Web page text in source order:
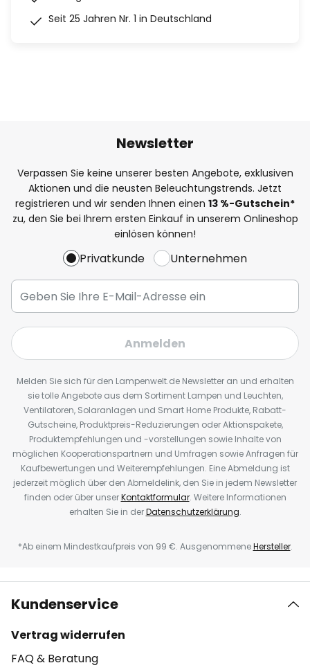
Seit 25 Jahren Nr. 1 in Deutschland
Newsletter
Verpassen Sie keine unserer besten Angebote, exklusiven
Aktionen und die neusten Beleuchtungstrends. Jetzt
registrieren und wir senden Ihnen einen 13 %-Gutschein*
zu, den Sie bei Ihrem ersten Einkauf in unserem Onlineshop
einlösen können!
Privatkunde Unternehmen
Anmelden
Melden Sie sich für den Lampenwelt.de Newsletter an und erhalten
sie tolle Angebote aus dem Sortiment Lampen und Leuchten,
Ventilatoren, Solaranlagen und Smart Home Produkte, Rabatt-
Gutscheine, Produktpreis-Reduzierungen oder Aktionspakete,
Produktempfehlungen und -vorstellungen sowie Inhalte von
möglichen Kooperationspartnern und Umfragen sowie Anfragen für
Kaufbewertungen und Weiterempfehlungen. Eine Abmeldung ist
jederzeit möglich über den Abmeldelink, den Sie in jedem Newsletter
finden oder über unserKontaktformular. Weitere Informationen
erhalten Sie in derDatenschutzerklärung.
*Ab einem Mindestkaufpreis von 99 €. AusgenommeneHersteller.
Kundenservice
Vertrag widerrufen
FAQ & Beratung